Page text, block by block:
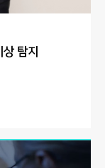
탐지